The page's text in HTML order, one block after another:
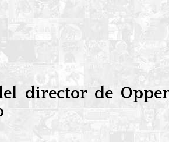
director de